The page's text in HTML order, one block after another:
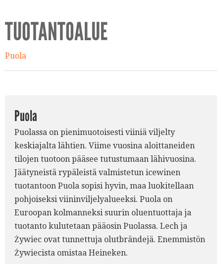
TUOTANTOALUE
Puola
Puola
Puolassa on pienimuotoisesti viiniä viljelty
keskiajalta lähtien. Viime vuosina aloittaneiden
tilojen tuotoon pääsee tutustumaan lähivuosina.
Jäätyneistä rypäleistä valmistetun icewinen
tuotantoon Puola sopisi hyvin, maa luokitellaan
pohjoiseksi viininviljelyalueeksi. Puola on
Euroopan kolmanneksi suurin oluentuottaja ja
tuotanto kulutetaan pääosin Puolassa. Lech ja
Żywiec ovat tunnettuja olutbrändejä. Enemmistön
Żywiecista omistaa Heineken.